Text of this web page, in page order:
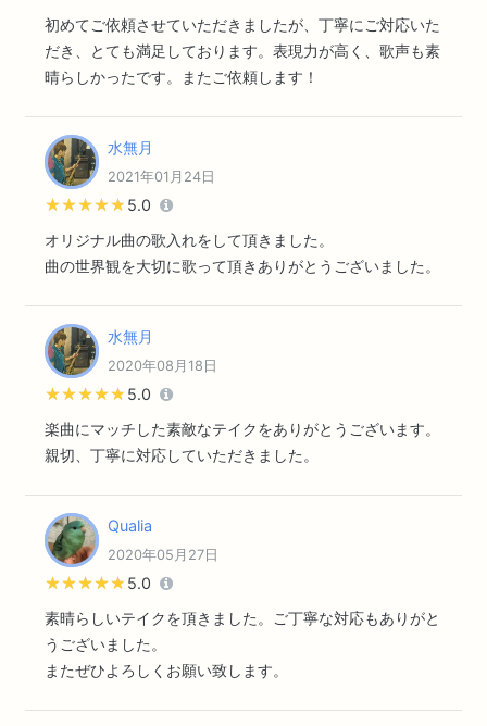
初めてご依頼させていただきましたが、丁寧にご対応いた
だき、とても満足しております。表現力が高く、歌声も素
晴らしかったです。またご依頼します！
水無月
2021年01月24日
★★★★★
★★★★★ 5.0
オリジナル曲の歌入れをして頂きました。
曲の世界観を大切に歌って頂きありがとうございました。
水無月
2020年08月18日
★★★★★
★★★★★ 5.0
楽曲にマッチした素敵なテイクをありがとうございます。
親切、丁寧に対応していただきました。
Qualia
2020年05月27日
★★★★★
★★★★★ 5.0
素晴らしいテイクを頂きました。ご丁寧な対応もありがと
うございました。
またぜひよろしくお願い致します。